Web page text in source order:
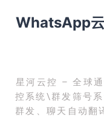
WhatsApp
星河云控 – 全球
控系统\群发筛号
群发、聊天自动翻